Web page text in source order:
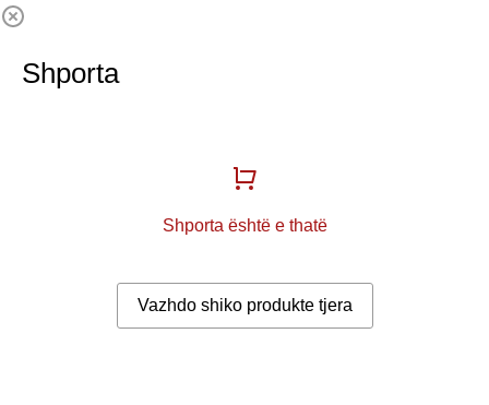
Shporta
Shporta është e thatë
Vazhdo shiko produkte tjera